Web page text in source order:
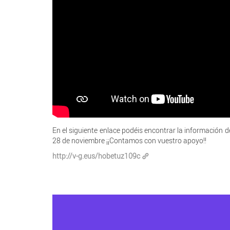
En el siguiente enlace podéis encontrar la información
28 de noviembre ¡¡Contamos con vuestro apoyo!!
http://v-g.eus/hobetuz109c